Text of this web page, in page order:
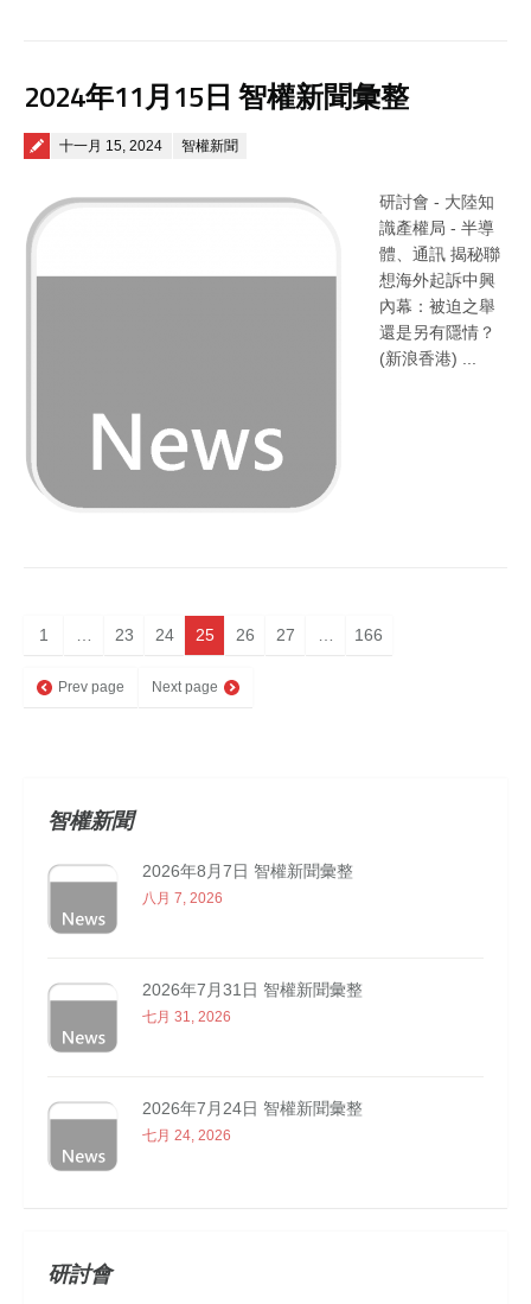
2024年11月15日 智權新聞彙整
Posted on
十一月 15, 2024 智權新聞
研討會 - 大陸知
識產權局 - 半導
體、通訊 揭秘聯
想海外起訴中興
內幕：被迫之舉
還是另有隱情？
(新浪香港) ...
1 … 23 24 25 26 27 … 166
Prev page Next page
智權新聞
2026年8月7日 智權新聞彙整
八月 7, 2026
2026年7月31日 智權新聞彙整
七月 31, 2026
2026年7月24日 智權新聞彙整
七月 24, 2026
研討會